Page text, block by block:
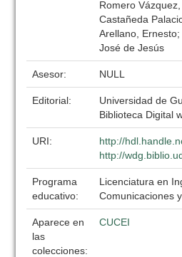
Romero
Castañeda
Arellano,
José de Jesús
Asesor: NULL
Editorial:
Universidad de
Biblioteca Digital
URI:
http://
http://
Programa
educativo:
Licenciatura en
Comunicaciones
Aparece en
las
colecciones:
CUCEI